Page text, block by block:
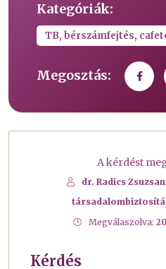
Kategóriák:
TB, bérszámfejtés,
Megosztás:
A kérdést
dr. Radics
Megválaszolva:
Kérdés